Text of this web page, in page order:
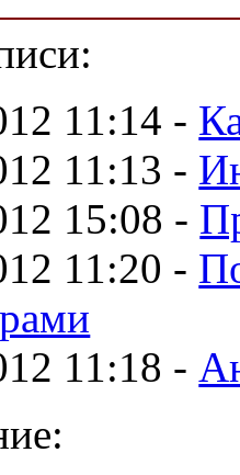
11:14 -
11:13 -
15:08 -
11:20 -
11:18 -